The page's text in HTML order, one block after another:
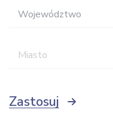
Województwo
Miasto
Zastosuj